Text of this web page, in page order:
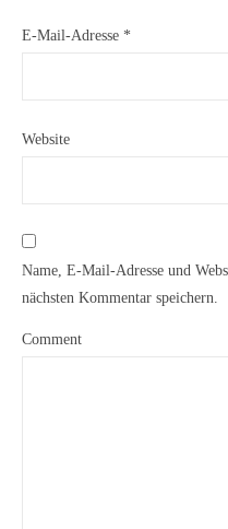
E-Mail-Adresse *
Website
Name, E-Mail-Adresse und
nächsten Kommentar speichern.
Comment